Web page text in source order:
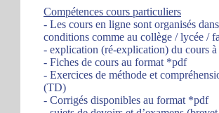
Compétences cours particuliers
- Les cours en ligne sont organisés
conditions comme au collège / lycée /
- explication (ré-explication) du cours
- Fiches de cours au format *pdf
- Exercices de méthode et
(TD)
- Corrigés disponibles au format *pdf